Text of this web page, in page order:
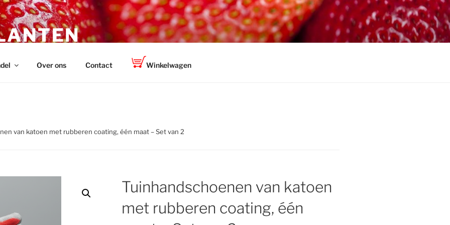
Over ons Contact Winkelwagen
van katoen met rubberen coating, één maat – Set van 2
Tuinhandschoenen van katoen
met rubberen coating, één